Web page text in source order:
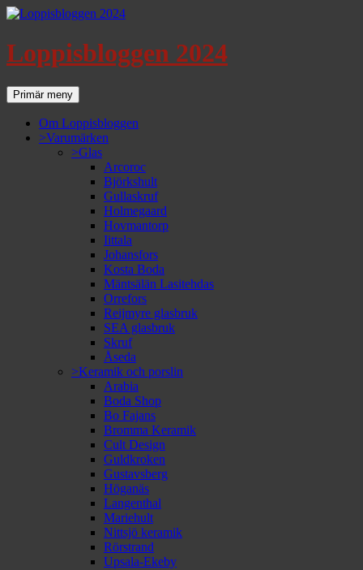
Loppisbloggen 2024
SökPrimär meny
till
innehåll
Om Loppisbloggen
>Varumärken
>Glas
Arcoroc
Björkshult
Gullaskruf
Holmegaard
Hovmantorp
Iittala
Johansfors
Kosta Boda
Mäntsälän Lasitehdas
Orrefors
Reijmyre glasbruk
SEA glasbruk
Skruf
Åseda
>Keramik och porslin
Arabia
Boda Shop
Bo Fajans
Bromma Keramik
Cult Design
Guldkroken
Gustavsberg
Höganäs
Langenthal
Mariehult
Nittsjö keramik
Rörstrand
Upsala-Ekeby